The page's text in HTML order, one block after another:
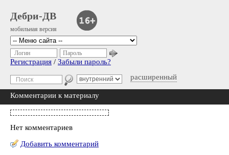
Дебри-ДВ
мобильная версия
расширенный
Логин Пароль
Регистрация / Забыли пароль?
Комментарии к материалу
Нет комментариев
Добавить комментарий